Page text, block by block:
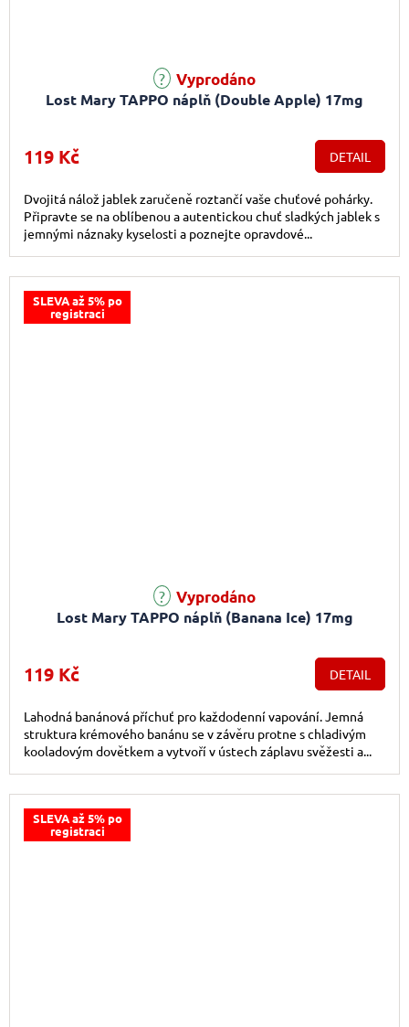
Lost Mary TAPPO náplň (Double Apple) 17mg
Vyprodáno
119 Kč DETAIL
Dvojitá nálož jablek zaručeně roztančí vaše chuťové pohárky.
Připravte se na oblíbenou a autentickou chuť sladkých jablek s
jemnými náznaky kyselosti a poznejte opravdové...
SLEVA až 5% po
registraci
Lost Mary TAPPO náplň (Banana Ice) 17mg
Vyprodáno
119 Kč DETAIL
Lahodná banánová příchuť pro každodenní vapování. Jemná
struktura krémového banánu se v závěru protne s chladivým
kooladovým dovětkem a vytvoří v ústech záplavu svěžesti a...
SLEVA až 5% po
registraci